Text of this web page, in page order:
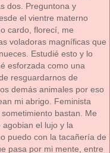
dos. Preguntona y
el vientre materno
cardo, florecí, me
voladoras magníficas que
Estudié esto y lo
esforzada como una
resguardarnos de
demás animales por eso
mi abrigo. Feminista
bastan. Me
el lujo y la
puedo con la tacañería de
pasa por mi mente, entre